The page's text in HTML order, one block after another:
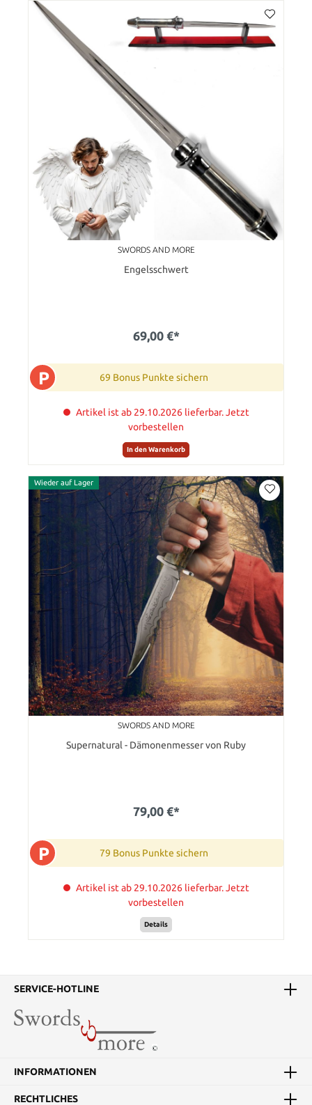
SWORDS AND MORE
Engelsschwert
69,00 €*
P 69 Bonus Punkte sichern
Artikel ist ab 29.10.2026 lieferbar. Jetzt
vorbestellen
In den Warenkorb
Wieder auf Lager
SWORDS AND MORE
Supernatural - Dämonenmesser von Ruby
79,00 €*
P 79 Bonus Punkte sichern
Artikel ist ab 29.10.2026 lieferbar. Jetzt
vorbestellen
Details
SERVICE-HOTLINE
INFORMATIONEN
RECHTLICHES